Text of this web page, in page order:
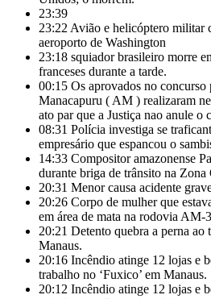
23:39
23:22 Avião e helicóptero militar
aeroporto de Washington
23:18 squiador brasileiro morre
franceses durante a tarde.
00:15 Os aprovados no
Manacapuru ( AM ) realizaram
ato par que a Justiça nao anule o
08:31 Polícia investiga se
empresário que espancou o
14:33 Compositor amazonense
durante briga de trânsito na Zona
20:31 Menor causa acidente
20:26 Corpo de mulher que
em área de mata na rodovia AM-
20:21 Detento quebra a perna
Manaus.
20:16 Incêndio atinge 12 lojas e
trabalho no ‘Fuxico’ em Manaus.
20:12 Incêndio atinge 12 lojas e